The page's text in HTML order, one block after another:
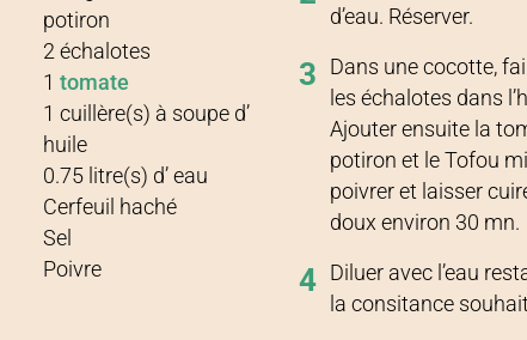
potiron
2 échalotes
1 tomate
1 cuillère(s) à soupe d’
huile
0.75 litre(s) d’ eau
Cerfeuil haché
Sel
Poivre
d’eau. Réserver.
3
Dans une cocotte,
les échalotes dans
Ajouter ensuite la
potiron et le Tofou
poivrer et laisser
doux environ 30 mn.
4
Diluer avec l’eau
la consitance